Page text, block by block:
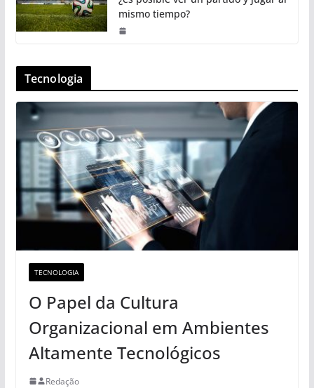
mismo tiempo?
Tecnologia
TECNOLOGIA
O Papel da Cultura
Organizacional em Ambientes
Altamente Tecnológicos
Redação